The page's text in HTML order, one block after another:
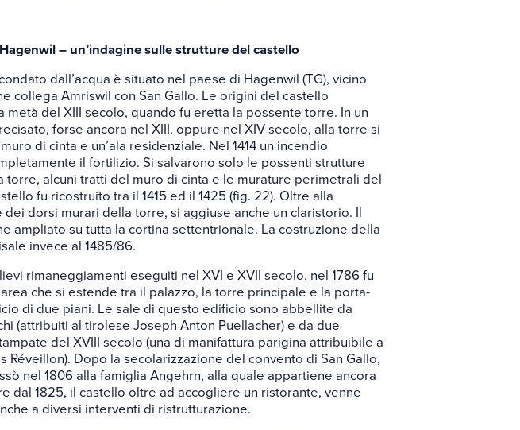
– un’indagine sulle strutture del castello
dall’acqua è situato nel paese di Hagenwil (TG), vicino
collega Amriswil con San Gallo. Le origini del castello
metà del XIII secolo, quando fu eretta la possente torre. In un
forse ancora nel XIII, oppure nel XIV secolo, alla torre si
di cinta e un’ala residenziale. Nel 1414 un incendio
il fortilizio. Si salvarono solo le possenti strutture
torre, alcuni tratti del muro di cinta e le murature perimetrali del
fu ricostruito tra il 1415 ed il 1425 (fig. 22). Oltre alla
dei dorsi murari della torre, si aggiuse anche un claristorio. Il
ampliato su tutta la cortina settentrionale. La costruzione della
invece al 1485/86.
rimaneggiamenti eseguiti nel XVI e XVII secolo, nel 1786 fu
che si estende tra il palazzo, la torre principale e la porta-
di due piani. Le sale di questo edificio sono abbellite da
(attribuiti al tirolese Joseph Anton Puellacher) e da due
del XVIII secolo (una di manifattura parigina attribuibile a
Réveillon). Dopo la secolarizzazione del convento di San Gallo,
nel 1806 alla famiglia Angehrn, alla quale appartiene ancora
dal 1825, il castello oltre ad accogliere un ristorante, venne
a diversi interventi di ristrutturazione.